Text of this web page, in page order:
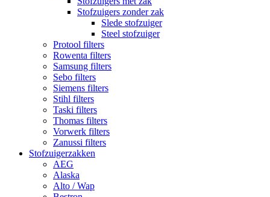
Stofzuigers zonder zak
Slede stofzuiger
Steel stofzuiger
Protool filters
Rowenta filters
Samsung filters
Sebo filters
Siemens filters
Stihl filters
Taski filters
Thomas filters
Vorwerk filters
Zanussi filters
Stofzuigerzakken
AEG
Alaska
Alto / Wap